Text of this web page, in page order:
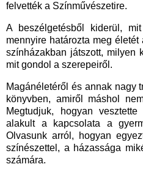
felvették a Színművészetire.
A beszélgetésből kiderül,
mennyire határozta meg
színházakban játszott, milyen
mit gondol a szerepeiről.
Magánéletéről és annak nagy
könyvben, amiről máshol
Megtudjuk, hogyan
alakult a kapcsolata a
Olvasunk arról, hogyan
színészettel, a házassága
számára.